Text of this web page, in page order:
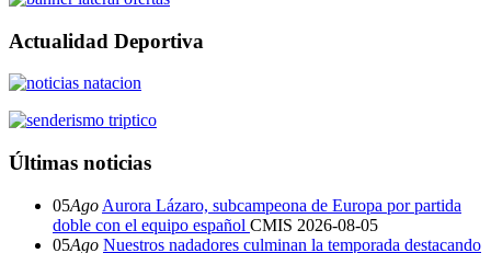
Actualidad Deportiva
Últimas noticias
05Ago Aurora Lázaro, subcampeona de Europa por partida
doble con el equipo español CMIS 2026-08-05
05Ago Nuestros nadadores culminan la temporada destacando